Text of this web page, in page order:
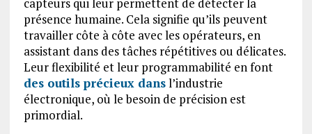
capteurs qui leur permettent de détecter la
présence humaine. Cela signifie qu’ils peuvent
travailler côte à côte avec les opérateurs, en
assistant dans des tâches répétitives ou délicates.
Leur flexibilité et leur programmabilité en font
des outils précieux dansl’industrie
électronique, où le besoin de précision est
primordial.